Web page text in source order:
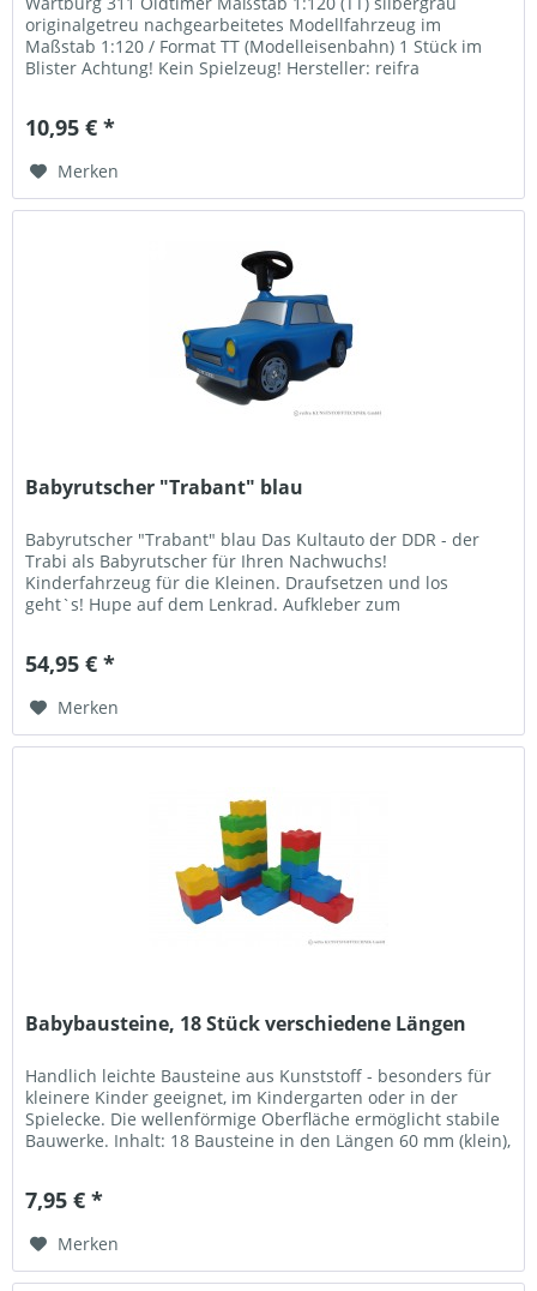
originalgetreu nachgearbeitetes Modellfahrzeug im
Maßstab 1:120 / Format TT (Modelleisenbahn) 1 Stück im
Blister Achtung! Kein Spielzeug! Hersteller: reifra
10,95 € *
Merken
Babyrutscher "Trabant" blau
Babyrutscher "Trabant" blau Das Kultauto der DDR - der
Trabi als Babyrutscher für Ihren Nachwuchs!
Kinderfahrzeug für die Kleinen. Draufsetzen und los
geht`s! Hupe auf dem Lenkrad. Aufkleber zum
54,95 € *
Merken
Babybausteine, 18 Stück verschiedene Längen
Handlich leichte Bausteine aus Kunststoff - besonders für
kleinere Kinder geeignet, im Kindergarten oder in der
Spielecke. Die wellenförmige Oberfläche ermöglicht stabile
Bauwerke. Inhalt: 18 Bausteine in den Längen 60 mm (klein),
7,95 € *
Merken